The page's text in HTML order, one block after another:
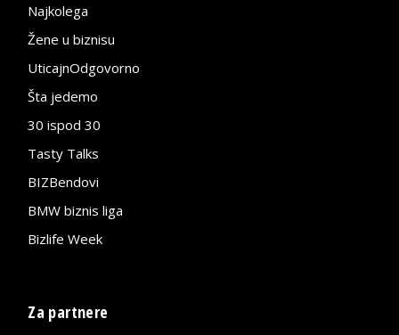
Najkolega
Žene u biznisu
UticajnOdgovorno
Šta jedemo
30 ispod 30
Tasty Talks
BIZBendovi
BMW biznis liga
Bizlife Week
Za partnere